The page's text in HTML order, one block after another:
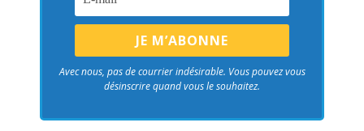
Avec nous, pas de courrier indésirable. Vous pouvez vous
désinscrire quand vous le souhaitez.